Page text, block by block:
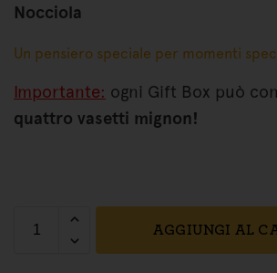
Nocciola
Un pensiero speciale per momenti
Importante: ogni Gift Box può
quattro vasetti mignon!
AGGIUNGI AL